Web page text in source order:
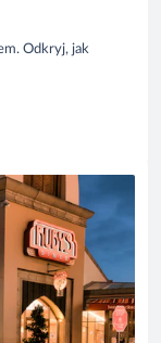
Odkryj, jak